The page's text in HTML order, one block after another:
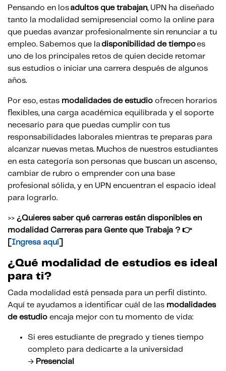
Pensando en los adultos que trabajan, UPN ha diseñado
tanto la modalidad semipresencial como la online para
que puedas avanzar profesionalmente sin renunciar a tu
empleo. Sabemos que la disponibilidad de tiempoes
uno de los principales retos de quien decide retomar
sus estudios o iniciar una carrera después de algunos
años.
Por eso, estas modalidades de estudio ofrecen horarios
flexibles, una carga académica equilibrada y el soporte
necesario para que puedas cumplir con tus
responsabilidades laborales mientras te preparas para
alcanzar nuevas metas. Muchos de nuestros estudiantes
en esta categoría son personas que buscan un ascenso,
cambiar de rubro o emprender con una base
profesional sólida, y en UPN encuentran el espacio ideal
para lograrlo.
>> ¿Quieres saber qué carreras están disponibles en
modalidad Carreras para Gente que Trabaja ? 👉
Ingresa aquí
¿Qué modalidad de estudios es ideal
para ti?
Cada modalidad está pensada para un perfil distinto.
Aquí te ayudamos a identificar cuál de las modalidades
de estudio encaja mejor con tu momento de vida:
Si eres estudiante de pregrado y tienes tiempo
completo para dedicarte a la universidad
→ Presencial